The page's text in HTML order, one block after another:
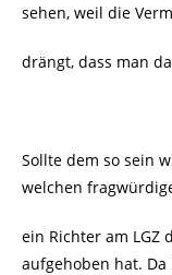
sehen, weil die
drängt, dass man
Sollte dem so sein
welchen
ein Richter am LGZ
aufgehoben hat.